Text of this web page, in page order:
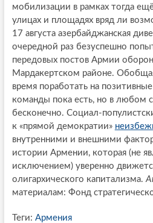
мобилизации в рамках тогда
улицах и площадях вряд ли
17 августа азербайджанская
очередной раз безуспешно
передовых постов Армии
Мардакертском районе.
время поработать на
команды пока есть, но в любом
бесконечно. Социал-
к «прямой демократии»
внутренними и внешними
истории Армении, которая (не
исключением) уверенно
олигархического капитализма.
материалам: Фонд
Теги: Армения